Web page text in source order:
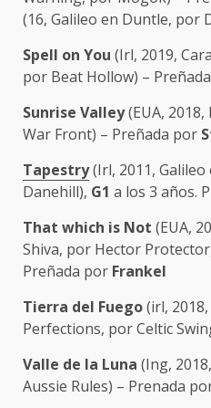
(16, Galileo en Duntle, por
Spell on You (Irl, 2019,
por Beat Hollow) –
Sunrise Valley(EUA,
War Front) – Preñada por
Tapestry(Irl, 2011,
Danehill), G1 a los 3 años.
That which is Not (EUA,
Shiva, por Hector
Preñada por Frankel
Tierra del Fuego(irl,
Perfections, por Celtic
Valle de la Luna (Ing,
Aussie Rules) – Prenada